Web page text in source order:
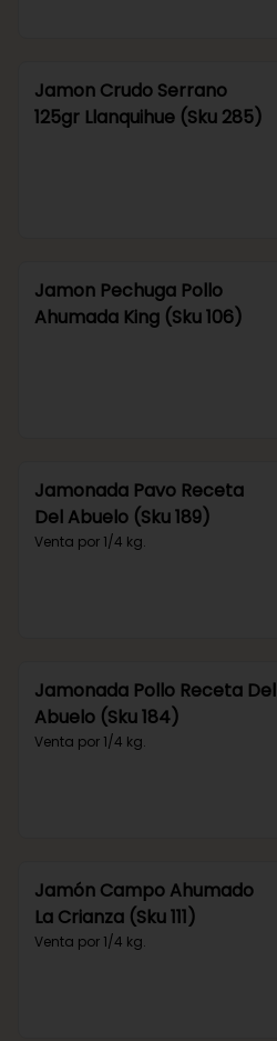
Jamon Crudo Serrano
125gr Llanquihue (Sku 285)
Jamon Pechuga Pollo
Ahumada King (Sku 106)
Jamonada Pavo Receta
Del Abuelo (Sku 189)
Venta por 1/4 kg.
Jamonada Pollo Receta Del
Abuelo (Sku 184)
Venta por 1/4 kg.
Jamón Campo Ahumado
La Crianza (Sku 111)
Venta por 1/4 kg.